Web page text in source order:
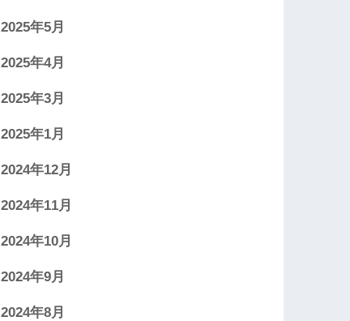
2025年5月
2025年4月
2025年3月
2025年1月
2024年12月
2024年11月
2024年10月
2024年9月
2024年8月